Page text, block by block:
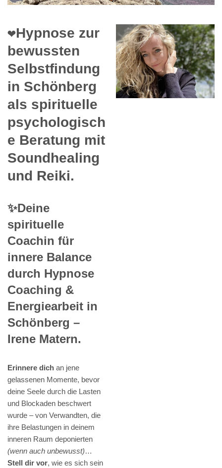
❤️Hypnose zur
bewussten
Selbstfindung
in Schönberg
als spirituelle
psychologisch
e Beratung mit
Soundhealing
und Reiki.
✨Deine
spirituelle
Coachin für
innere Balance
durch Hypnose
Coaching &
Energiearbeit in
Schönberg –
Irene Matern.
Erinnere dich an jene
gelassenen Momente, bevor
deine Seele durch die Lasten
und Blockaden beschwert
wurde – von Verwandten, die
ihre Belastungen in deinem
inneren Raum deponierten
(wenn auch unbewusst)…
Stell dir vor, wie es sich sein